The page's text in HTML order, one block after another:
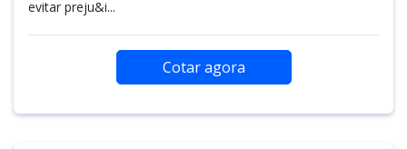
evitar preju&i...
Cotar agora